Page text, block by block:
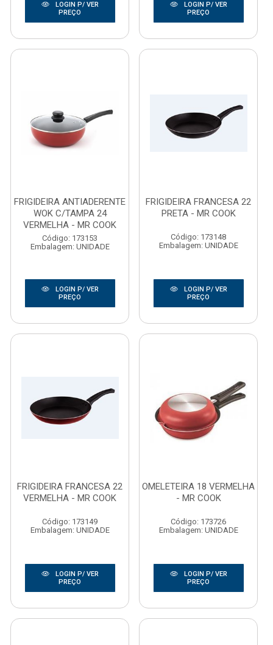
LOGIN P/ VER
PREÇO
LOGIN P/ VER
PREÇO
FRIGIDEIRA ANTIADERENTE
WOK C/TAMPA 24
VERMELHA - MR COOK
Código: 173153
Embalagem: UNIDADE
LOGIN P/ VER
PREÇO
FRIGIDEIRA FRANCESA 22
PRETA - MR COOK
Código: 173148
Embalagem: UNIDADE
LOGIN P/ VER
PREÇO
FRIGIDEIRA FRANCESA 22
VERMELHA - MR COOK
Código: 173149
Embalagem: UNIDADE
LOGIN P/ VER
PREÇO
OMELETEIRA 18 VERMELHA
- MR COOK
Código: 173726
Embalagem: UNIDADE
LOGIN P/ VER
PREÇO